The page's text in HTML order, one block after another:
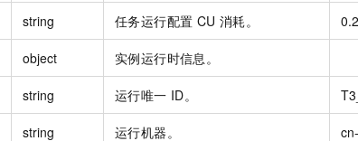
string 任务运行配置 CU 消耗。
object 实例运行时信息。
string 运行唯一 ID。
string 运行机器。